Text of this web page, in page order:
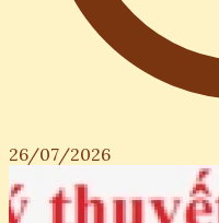
26/07/2026